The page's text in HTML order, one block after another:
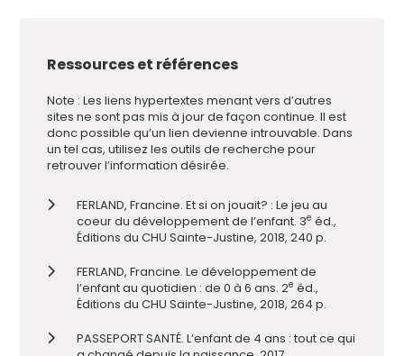
Ressources et références
Note : Les liens hypertextes menant vers d’autres
sites ne sont pas mis à jour de façon continue. Il est
donc possible qu’un lien devienne introuvable. Dans
un tel cas, utilisez les outils de recherche pour
retrouver l’information désirée.
FERLAND, Francine. Et si on jouait? : Le jeu au
coeur du développement de l’enfant. 3e éd.,
Éditions du CHU Sainte-Justine, 2018, 240 p.
FERLAND, Francine. Le développement de
l’enfant au quotidien : de 0 à 6 ans. 2e éd.,
Éditions du CHU Sainte-Justine, 2018, 264 p.
PASSEPORT SANTÉ. L’enfant de 4 ans : tout ce qui